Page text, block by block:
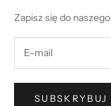
Zapisz się do
SUBSKRYBUJ